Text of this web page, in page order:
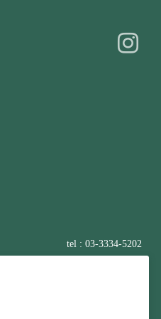
tel : 03-3334-5202